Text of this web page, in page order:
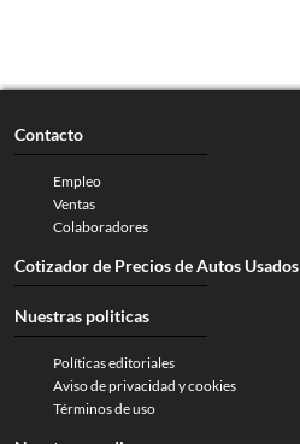
Contacto
Empleo
Ventas
Colaboradores
Cotizador de Precios de Autos Usados
Nuestras politicas
Políticas editoriales
Aviso de privacidad y cookies
Términos de uso